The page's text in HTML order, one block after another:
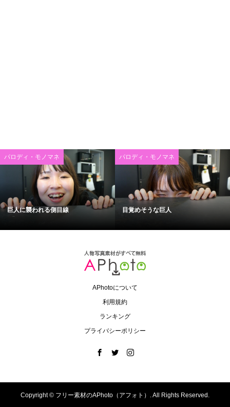
パロディ・モノマネ
巨人に襲われる側目線
パロディ・モノマネ
目覚めそうな巨人
APhotoについて
利用規約
ランキング
プライバシーポリシー
Copyright © フリー素材のAPhoto（アフォト）. All Rights Reserved.